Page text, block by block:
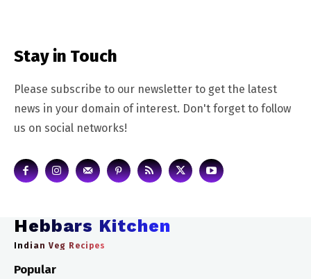
Stay in Touch
Please subscribe to our newsletter to get the latest
news in your domain of interest. Don't forget to follow
us on social networks!
Hebbars Kitchen
Indian Veg Recipes
Popular